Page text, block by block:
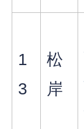
1
3
松
岸